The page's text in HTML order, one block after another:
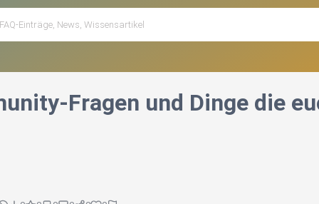
Fragen und Dinge die